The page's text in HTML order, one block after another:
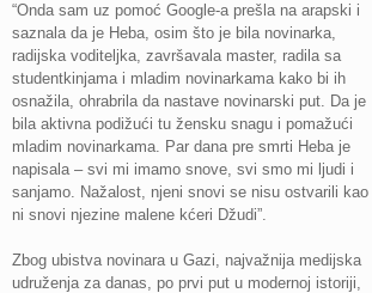
“Onda sam uz pomoć Google-a prešla na arapski i
saznala da je Heba, osim što je bila novinarka,
radijska voditeljka, završavala master, radila sa
studentkinjama i mladim novinarkama kako bi ih
osnažila, ohrabrila da nastave novinarski put. Da je
bila aktivna podižući tu žensku snagu i pomažući
mladim novinarkama. Par dana pre smrti Heba je
napisala – svi mi imamo snove, svi smo mi ljudi i
sanjamo. Nažalost, njeni snovi se nisu ostvarili kao
ni snovi njezine malene kćeri Džudi”.
Zbog ubistva novinara u Gazi, najvažnija medijska
udruženja za danas, po prvi put u modernoj istoriji,